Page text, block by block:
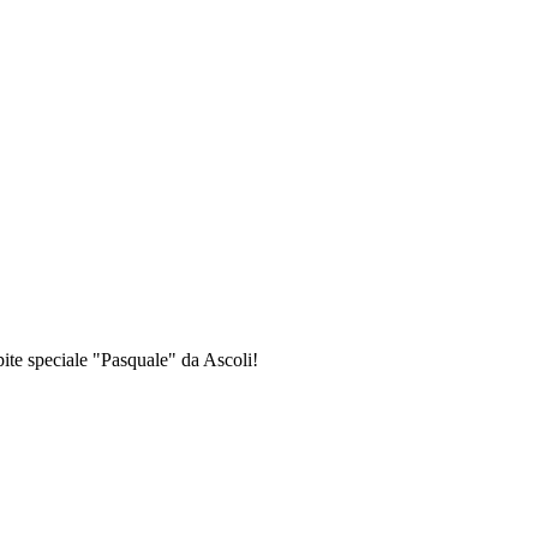
speciale "Pasquale" da Ascoli!